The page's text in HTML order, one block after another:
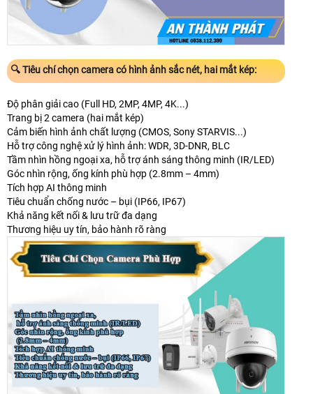
🔍 Tiêu chí chọn camera có hình ảnh sắc nét, hai mắt kép:
Độ phân giải cao (Full HD, 2MP, 4MP, 4K...)
Trang bị 2 camera (hai mắt kép)
Cảm biến hình ảnh chất lượng (CMOS, Sony STARVIS...)
Hỗ trợ công nghệ xử lý hình ảnh: WDR, 3D-DNR, BLC
Tầm nhìn hồng ngoại xa, hỗ trợ ánh sáng thông minh (IR/LED)
Góc nhìn rộng, ống kính phù hợp (2.8mm – 4mm)
Tích hợp AI thông minh
Tiêu chuẩn chống nước – bụi (IP66, IP67)
Khả năng kết nối & lưu trữ đa dạng
Thương hiệu uy tín, bảo hành rõ ràng